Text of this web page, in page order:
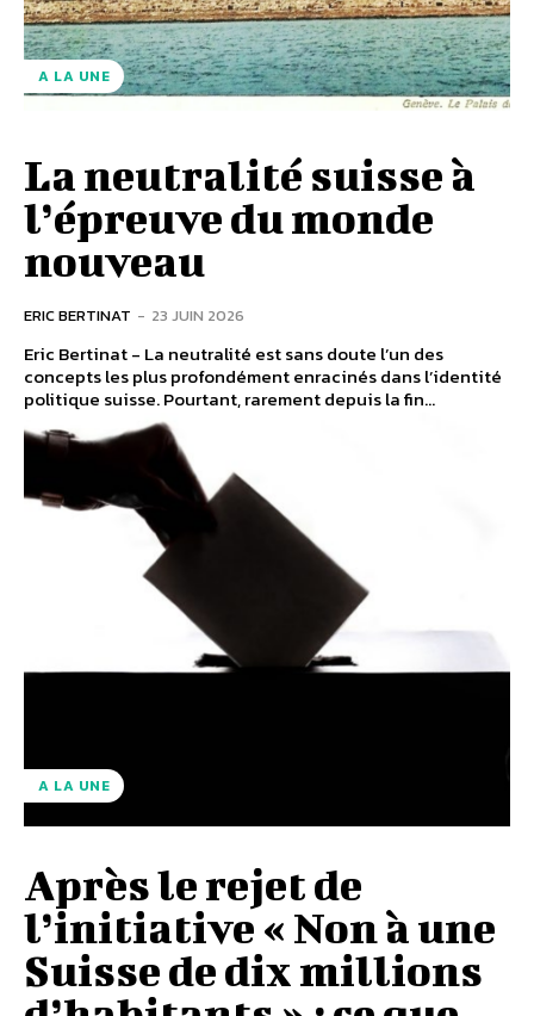
A LA UNE
La neutralité suisse à
l’épreuve du monde
nouveau
ERIC BERTINAT - 23 JUIN 2026
Eric Bertinat - La neutralité est sans doute l’un des
concepts les plus profondément enracinés dans l’identité
politique suisse. Pourtant, rarement depuis la fin...
A LA UNE
Après le rejet de
l’initiative « Non à une
Suisse de dix millions